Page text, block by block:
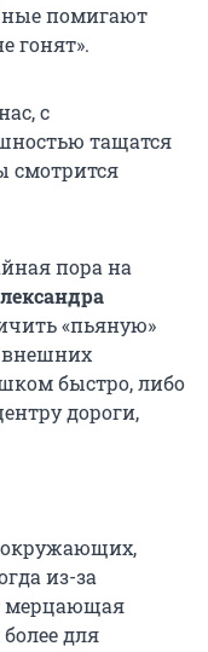
помигают
гонят».
с
тащатся
смотрится
пора на
«пьяную»
быстро, либо
дороги,
окружающих,
из-за
мерцающая
для